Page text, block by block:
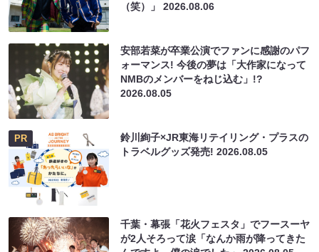
（笑）」2026.08.06
安部若菜が卒業公演でファンに感謝のパフ
ォーマンス! 今後の夢は「大作家になって
NMBのメンバーをねじ込む」!?
2026.08.05
PR
鈴川絢子×JR東海リテイリング・プラスの
トラベルグッズ発売!2026.08.05
千葉・幕張「花火フェスタ」でフースーヤ
が2人そろって涙「なんか雨が降ってきた